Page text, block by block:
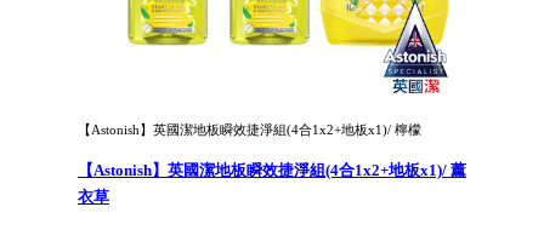
【Astonish】英國潔地板瞬效捷淨組(4合1x2+地板x1)/ 檸檬
【Astonish】英國潔地板瞬效捷淨組(4合1x2+地板x1)/ 薰
衣草